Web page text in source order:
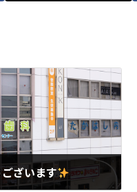
ざいます